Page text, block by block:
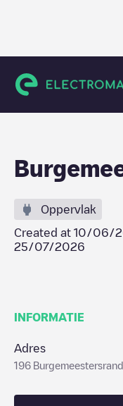
Delft
Oppervlak
Created at 10/06/
25/07/2026
INFORMATIE
Adres
196